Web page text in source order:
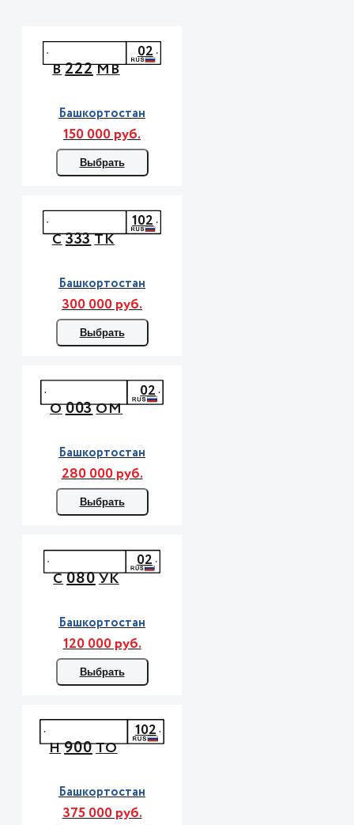
В222МВ
02
Башкортостан
150 000 руб.
Выбрать
С333ТК
102
Башкортостан
300 000 руб.
Выбрать
О003ОМ
02
Башкортостан
280 000 руб.
Выбрать
С080УК
02
Башкортостан
120 000 руб.
Выбрать
Н900ТО
102
Башкортостан
375 000 руб.